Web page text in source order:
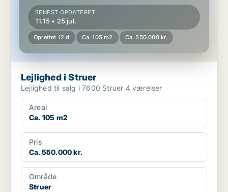
SENEST OPDATERET
11.15 • 25 jul.
Oprettet 12 d Ca. 105 m2 Ca. 550.000 kr.
Lejlighed i Struer
Lejlighed til salg i 7600 Struer 4 værelser
Areal
Ca. 105 m2
Pris
Ca. 550.000 kr.
Område
Struer